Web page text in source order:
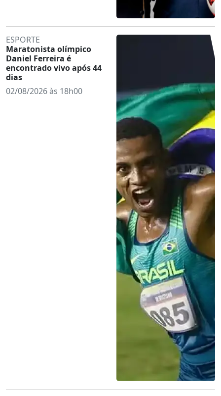
ESPORTE
Maratonista olímpico
Daniel Ferreira é
encontrado vivo após 44
dias
02/08/2026 às 18h00